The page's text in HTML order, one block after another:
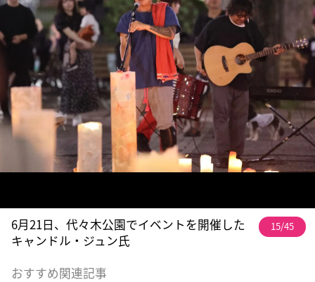
6月21日、代々木公園でイベントを開催した
キャンドル・ジュン氏
15/45
おすすめ関連記事